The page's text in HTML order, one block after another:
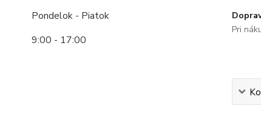
Pondelok - Piatok
9:00 - 17:00
Pri